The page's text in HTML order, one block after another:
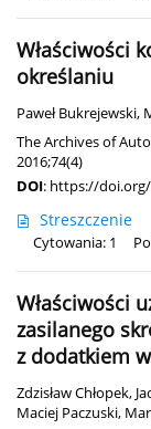
Właściwości
określaniu
Paweł Bukrejewski,
The Archives of
2016;74(4)
DOI: https://doi.org/
Streszczenie
Cytowania: 1
Właściwości
zasilanego
z dodatkiem
Zdzisław Chłopek,
Maciej Paczuski,